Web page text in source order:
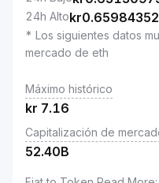
24h Altokr
* Los siguientes datos
mercado de eth
Máximo histórico
kr 7.16
Capitalización de
52.40B